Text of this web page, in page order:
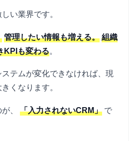
い業界です。
管理したい情報も増える。 組織
KPIも変わる。
テムが変化できなければ、現
くなります。
、 「入力されないCRM」 で